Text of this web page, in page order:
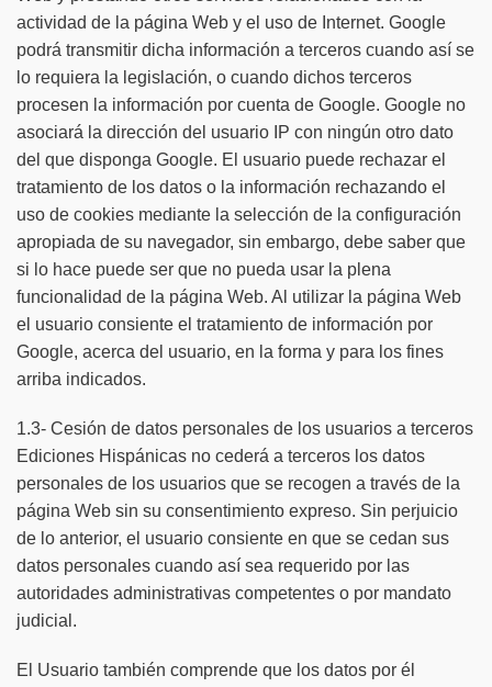
actividad de la página Web y el uso de Internet. Google
podrá transmitir dicha información a terceros cuando así se
lo requiera la legislación, o cuando dichos terceros
procesen la información por cuenta de Google. Google no
asociará la dirección del usuario IP con ningún otro dato
del que disponga Google. El usuario puede rechazar el
tratamiento de los datos o la información rechazando el
uso de cookies mediante la selección de la configuración
apropiada de su navegador, sin embargo, debe saber que
si lo hace puede ser que no pueda usar la plena
funcionalidad de la página Web. Al utilizar la página Web
el usuario consiente el tratamiento de información por
Google, acerca del usuario, en la forma y para los fines
arriba indicados.
1.3- Cesión de datos personales de los usuarios a terceros
Ediciones Hispánicas no cederá a terceros los datos
personales de los usuarios que se recogen a través de la
página Web sin su consentimiento expreso. Sin perjuicio
de lo anterior, el usuario consiente en que se cedan sus
datos personales cuando así sea requerido por las
autoridades administrativas competentes o por mandato
judicial.
El Usuario también comprende que los datos por él